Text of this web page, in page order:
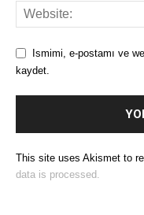
Ismimi, e-postamı ve
kaydet.
This site uses Akismet to
data is processed.